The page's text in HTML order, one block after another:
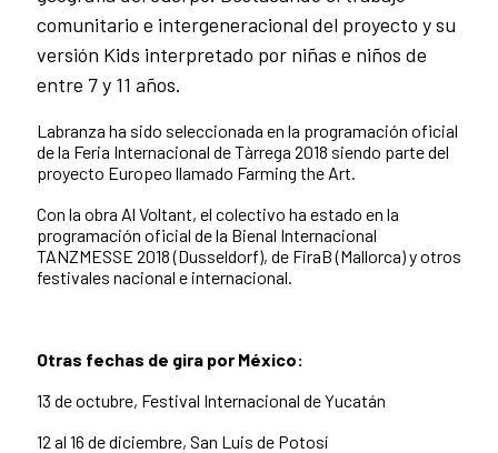
comunitario e intergeneracional del proyecto y su
versión Kids interpretado por niñas e niños de
entre 7 y 11 años.
Labranza ha sido seleccionada en la programación oficial
de la Feria Internacional de Tàrrega 2018 siendo parte del
proyecto Europeo llamado Farming the Art.
Con la obra Al Voltant, el colectivo ha estado en la
programación oficial de la Bienal Internacional
TANZMESSE 2018 (Dusseldorf), de FiraB (Mallorca) y otros
festivales nacional e internacional.
Otras fechas de gira por México:
13 de octubre, Festival Internacional de Yucatán
12 al 16 de diciembre, San Luis de Potosí